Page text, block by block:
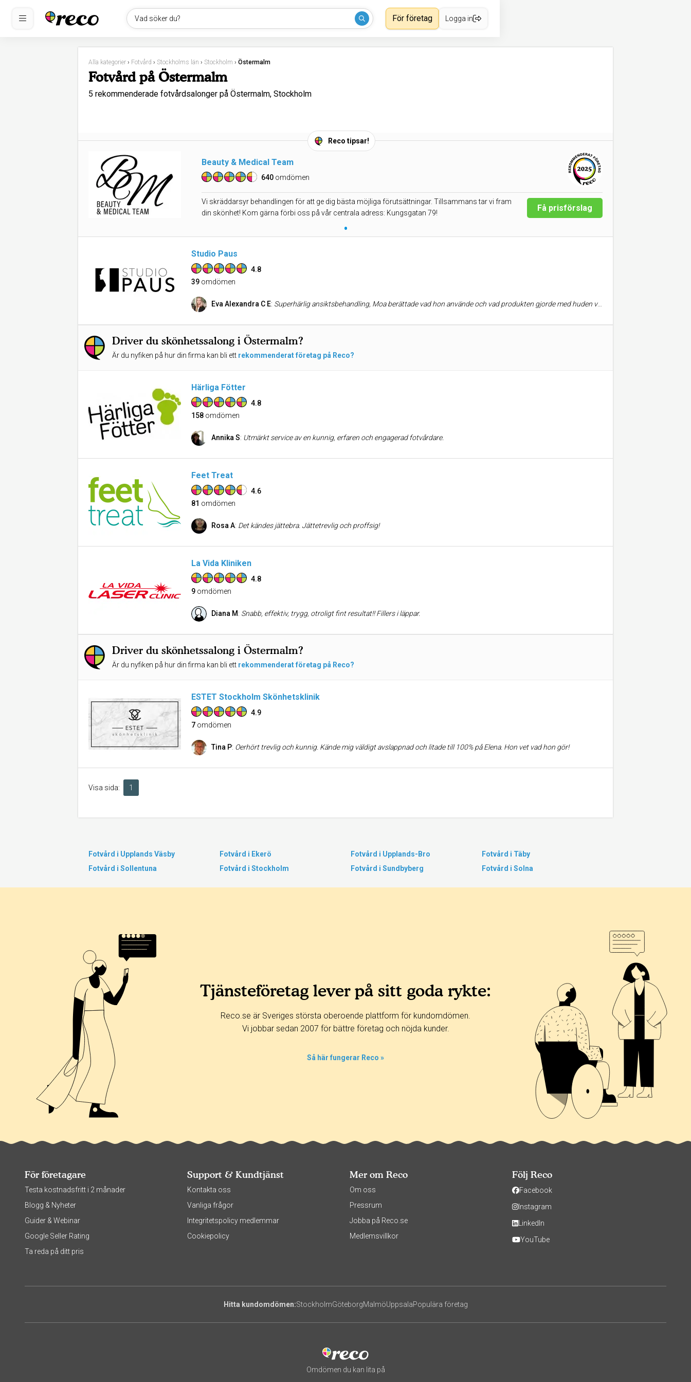
Vad söker du? För företag Logga in
Alla kategorier › Fotvård › Stockholms län › Stockholm › Östermalm
Fotvård på Östermalm
5 rekommenderade fotvårdsalonger på Östermalm, Stockholm
Reco tipsar!
Beauty & Medical Team
640 omdömen
Vi skräddarsyr behandlingen för att ge dig bästa möjliga förutsättningar. Tillsammans tar vi fram
din skönhet! Kom gärna förbi oss på vår centrala adress: Kungsgatan 79!
Få prisförslag
•
Studio Paus
4.8
39 omdömen
Eva Alexandra C E: Superhärlig ansiktsbehandling, Moa berättade vad hon använde och vad produkten gjorde med huden vilket jag tycker är väldigt intressant. Fick även med prover hem för att testa innan köp. Huden känns som ny! Rekommenderar Moa!
Driver du skönhetssalong i Östermalm?
Är du nyfiken på hur din firma kan bli ett rekommenderat företag på Reco?
Härliga Fötter
4.8
158 omdömen
Annika S: Utmärkt service av en kunnig, erfaren och engagerad fotvårdare.
Feet Treat
4.6
81 omdömen
Rosa A: Det kändes jättebra. Jättetrevlig och proffsig!
La Vida Kliniken
4.8
9 omdömen
Diana M: Snabb, effektiv, trygg, otroligt fint resultat!! Fillers i läppar.
Driver du skönhetssalong i Östermalm?
Är du nyfiken på hur din firma kan bli ett rekommenderat företag på Reco?
ESTET Stockholm Skönhetsklinik
4.9
7 omdömen
Tina P: Oerhört trevlig och kunnig. Kände mig väldigt avslappnad och litade till 100% på Elena. Hon vet vad hon gör!
Visa sida: 1
Fotvård i Upplands Väsby Fotvård i Ekerö Fotvård i Upplands-Bro
Fotvård i Täby
Fotvård i Sollentuna
Fotvård i Stockholm Fotvård i Sundbyberg Fotvård i Solna
Tjänsteföretag lever på sitt goda rykte:
Reco.se är Sveriges största oberoende plattform för kundomdömen.
Vi jobbar sedan 2007 för bättre företag och nöjda kunder.
Så här fungerar Reco »
För företagare
Testa kostnadsfritt i 2 månader
Blogg & Nyheter
Guider & Webinar
Google Seller Rating
Ta reda på ditt pris
Support & Kundtjänst
Kontakta oss
Vanliga frågor
Integritetspolicy medlemmar
Cookiepolicy
Mer om Reco
Om oss
Pressrum
Jobba på Reco.se
Medlemsvillkor
Följ Reco
Facebook
Instagram
LinkedIn
YouTube
Hitta kundomdömen:StockholmGöteborgMalmöUppsalaPopulära företag
Omdömen du kan lita på